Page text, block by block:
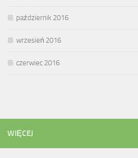
październik 2016
wrzesień 2016
czerwiec 2016
WIĘCEJ